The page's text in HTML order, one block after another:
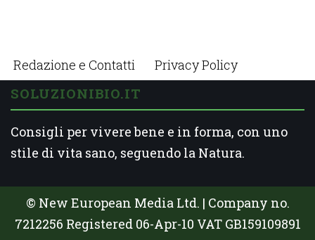
Redazione e Contatti Privacy Policy
SOLUZIONIBIO.IT
Consigli per vivere bene e in forma, con uno
stile di vita sano, seguendo la Natura.
© New European Media Ltd. | Company no.
7212256 Registered 06-Apr-10 VAT GB159109891